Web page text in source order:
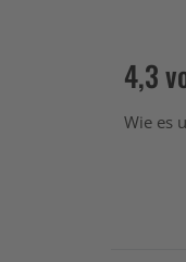
4,3
Wie es